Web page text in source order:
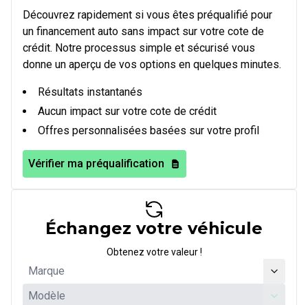
Découvrez rapidement si vous êtes préqualifié pour
un financement auto sans impact sur votre cote de
crédit. Notre processus simple et sécurisé vous
donne un aperçu de vos options en quelques minutes.
Résultats instantanés
Aucun impact sur votre cote de crédit
Offres personnalisées basées sur votre profil
Vérifier ma préqualification
Échangez votre véhicule
Obtenez votre valeur !